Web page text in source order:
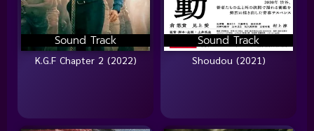
Sound Track
K.G.F Chapter 2 (2022)
Sound Track
Shoudou (2021)